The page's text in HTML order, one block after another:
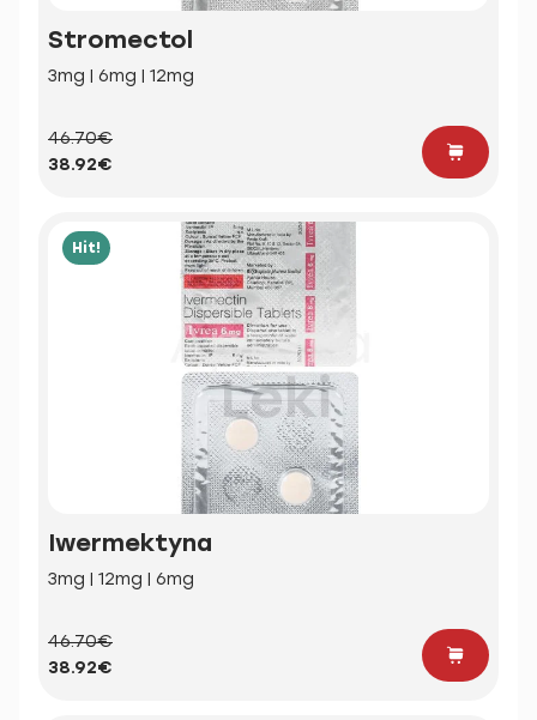
Stromectol
3mg | 6mg | 12mg
46.70€
38.92€
Hit!
Iwermektyna
3mg | 12mg | 6mg
46.70€
38.92€